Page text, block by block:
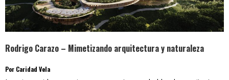
Rodrigo Carazo – Mimetizando arquitectura y naturaleza
Por Caridad Vela